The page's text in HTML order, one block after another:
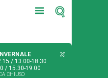
/ 13.00-18.30
/ 15.30-19.00
CHIUSO